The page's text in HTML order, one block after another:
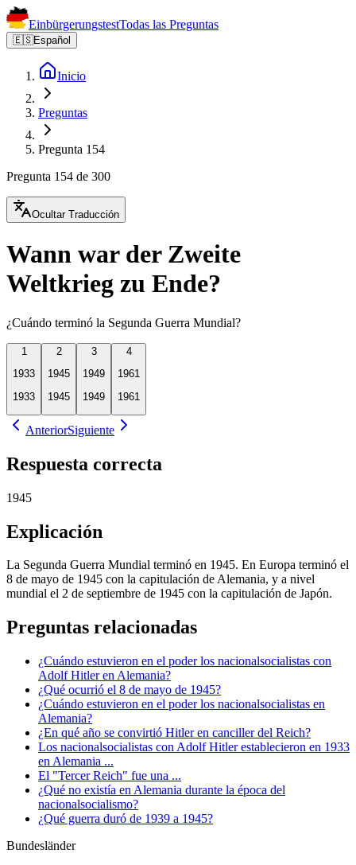
EinbürgerungstestTodas las Preguntas
🇪🇸Español
Inicio
Preguntas
Pregunta 154
Pregunta 154 de 300
Ocultar Traducción
Wann war der Zweite
Weltkrieg zu Ende?
¿Cuándo terminó la Segunda Guerra Mundial?
1
1933
1933
2
1945
1945
3
1949
1949
4
1961
1961
AnteriorSiguiente
Respuesta correcta
1945
Explicación
La Segunda Guerra Mundial terminó en 1945. En Europa terminó el
8 de mayo de 1945 con la capitulación de Alemania, y a nivel
mundial el 2 de septiembre de 1945 con la capitulación de Japón.
Preguntas relacionadas
¿Cuándo estuvieron en el poder los nacionalsocialistas con
Adolf Hitler en Alemania?
¿Qué ocurrió el 8 de mayo de 1945?
¿Cuándo estuvieron en el poder los nacionalsocialistas en
Alemania?
¿En qué año se convirtió Hitler en canciller del Reich?
Los nacionalsocialistas con Adolf Hitler establecieron en 1933
en Alemania ...
El "Tercer Reich" fue una ...
¿Qué no existía en Alemania durante la época del
nacionalsocialismo?
¿Qué guerra duró de 1939 a 1945?
Bundesländer